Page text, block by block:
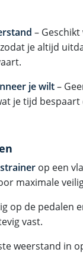
–
je altijd
je wilt–
je tijd
op een
maximale
op de pedalen
vast.
weerstand in